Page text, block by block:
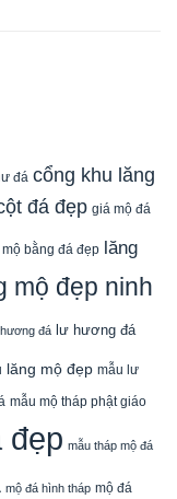
đá cổng khu lăng
đá đẹp giá mộ đá
bằng đá đẹp lăng
mộ đẹp ninh
đá lư hương đá
lăng mộ đẹp mẫu lư
mẫu mộ tháp phật giáo
đẹp mẫu tháp mộ đá
mộ đá hình tháp mộ đá